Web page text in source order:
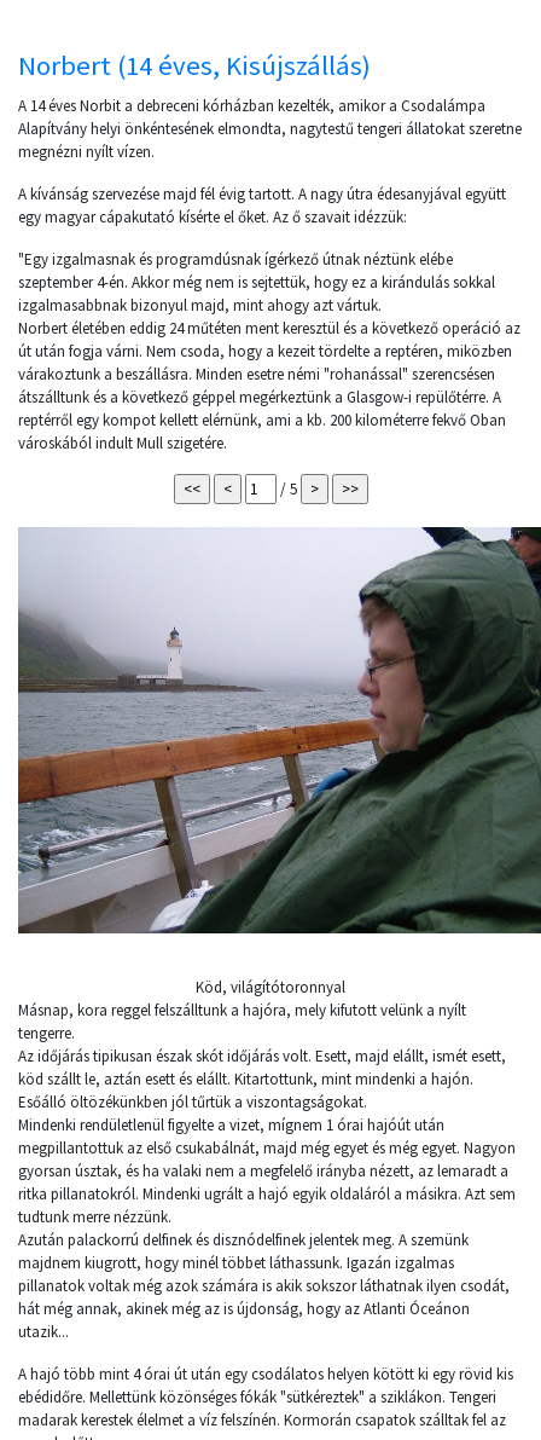
Norbert (14 éves, Kisújszállás)
A 14 éves Norbit a debreceni kórházban kezelték, amikor a Csodalámpa
Alapítvány helyi önkéntesének elmondta, nagytestű tengeri állatokat szeretne
megnézni nyílt vízen.
A kívánság szervezése majd fél évig tartott. A nagy útra édesanyjával együtt
egy magyar cápakutató kísérte el őket. Az ő szavait idézzük:
"Egy izgalmasnak és programdúsnak ígérkező útnak néztünk elébe
szeptember 4-én. Akkor még nem is sejtettük, hogy ez a kirándulás sokkal
izgalmasabbnak bizonyul majd, mint ahogy azt vártuk.
Norbert életében eddig 24 műtéten ment keresztül és a következő operáció az
út után fogja várni. Nem csoda, hogy a kezeit tördelte a reptéren, miközben
várakoztunk a beszállásra. Minden esetre némi "rohanással" szerencsésen
átszálltunk és a következő géppel megérkeztünk a Glasgow-i repülőtérre. A
reptérről egy kompot kellett elérnünk, ami a kb. 200 kilométerre fekvő Oban
városkából indult Mull szigetére.
/ 5
Köd, világítótoronnyal
Másnap, kora reggel felszálltunk a hajóra, mely kifutott velünk a nyílt
tengerre.
Az időjárás tipikusan észak skót időjárás volt. Esett, majd elállt, ismét esett,
köd szállt le, aztán esett és elállt. Kitartottunk, mint mindenki a hajón.
Esőálló öltözékünkben jól tűrtük a viszontagságokat.
Mindenki rendületlenül figyelte a vizet, mígnem 1 órai hajóút után
megpillantottuk az első csukabálnát, majd még egyet és még egyet. Nagyon
gyorsan úsztak, és ha valaki nem a megfelelő irányba nézett, az lemaradt a
ritka pillanatokról. Mindenki ugrált a hajó egyik oldaláról a másikra. Azt sem
tudtunk merre nézzünk.
Azután palackorrú delfinek és disznódelfinek jelentek meg. A szemünk
majdnem kiugrott, hogy minél többet láthassunk. Igazán izgalmas
pillanatok voltak még azok számára is akik sokszor láthatnak ilyen csodát,
hát még annak, akinek még az is újdonság, hogy az Atlanti Óceánon
utazik...
A hajó több mint 4 órai út után egy csodálatos helyen kötött ki egy rövid kis
ebédidőre. Mellettünk közönséges fókák "sütkéreztek" a sziklákon. Tengeri
madarak kerestek élelmet a víz felszínén. Kormorán csapatok szálltak fel az